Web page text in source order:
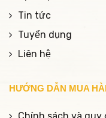
Tin tức
Tuyển dụng
Liên hệ
HƯỚNG DẪN MUA